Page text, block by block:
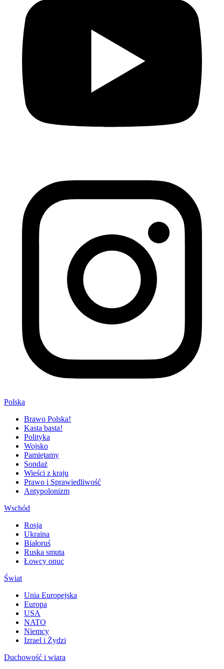
Polska
Brawo Polska!
Kasta basta!
Polityka
Wojsko
Pamiętamy
Sondaż
Wieści z kraju
Prawo i Sprawiedliwość
Antypolonizm
Wschód
Rosja
Ukraina
Białoruś
Ruska smuta
Łowcy onuc
Świat
Unia Europejska
Europa
USA
NATO
Niemcy
Izrael i Żydzi
Duchowość i wiara